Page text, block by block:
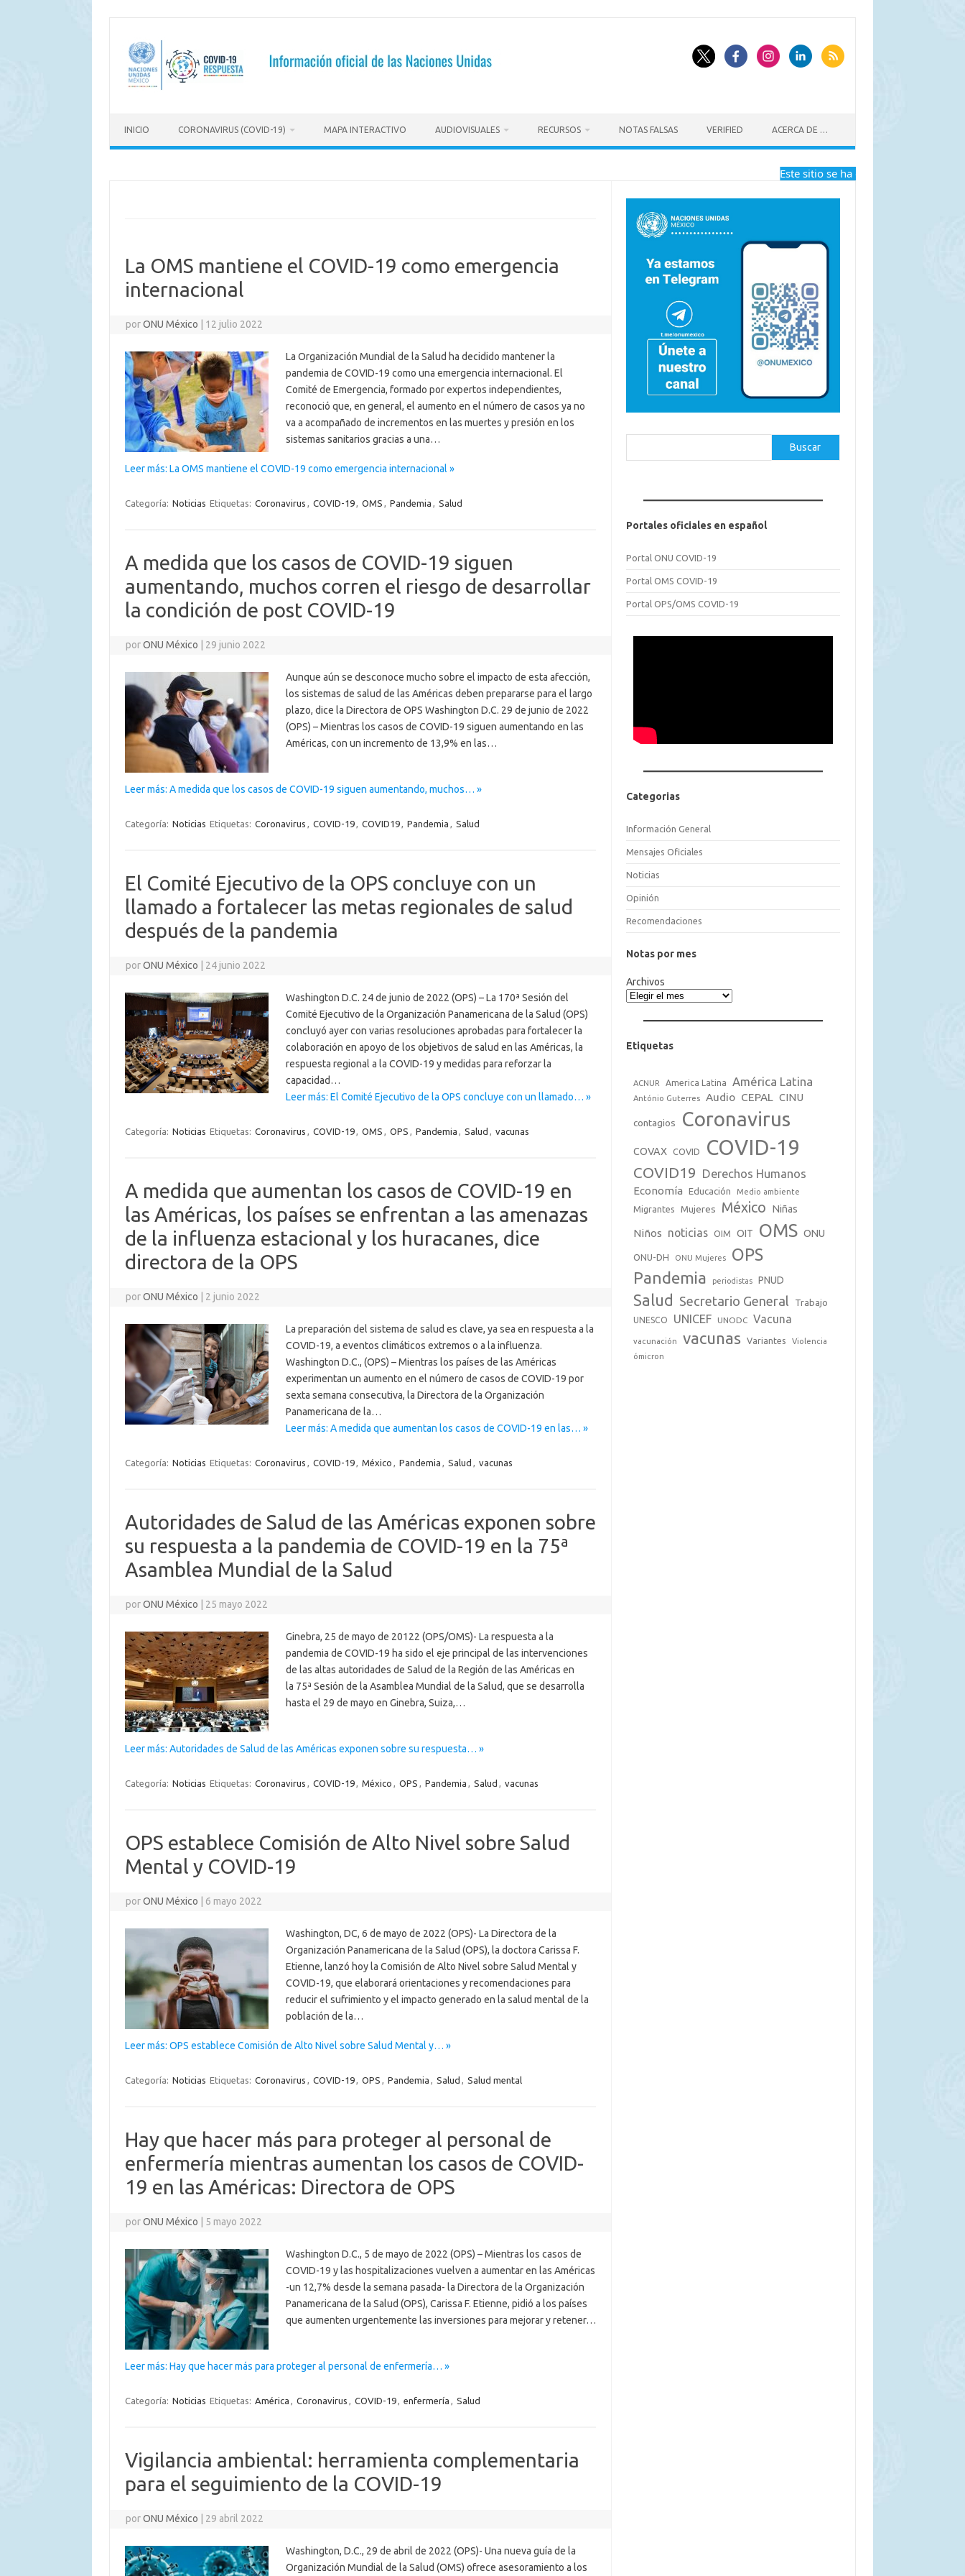
contenido
INICIO CORONAVIRUS (COVID-19) MAPA INTERACTIVO AUDIOVISUALES RECURSOS NOTAS FALSAS VERIFIED ACERCA DE …
Este sitio se ha dejado de actualizar a
La OMS mantiene el COVID-19 como emergencia
internacional
porONU México 12 julio 2022
La Organización Mundial de la Salud ha decidido mantener la
pandemia de COVID-19 como una emergencia internacional. El
Comité de Emergencia, formado por expertos independientes,
reconoció que, en general, el aumento en el número de casos ya no
va a acompañado de incrementos en las muertes y presión en los
sistemas sanitarios gracias a una…
Leer más: La OMS mantiene el COVID-19 como emergencia internacional »
Categoría: Noticias Etiquetas: Coronavirus , COVID-19, OMS , Pandemia , Salud
A medida que los casos de COVID-19 siguen
aumentando, muchos corren el riesgo de desarrollar
la condición de post COVID-19
porONU México 29 junio 2022
Aunque aún se desconoce mucho sobre el impacto de esta afección,
los sistemas de salud de las Américas deben prepararse para el largo
plazo, dice la Directora de OPS Washington D.C. 29 de junio de 2022
(OPS) – Mientras los casos de COVID-19 siguen aumentando en las
Américas, con un incremento de 13,9% en las…
Leer más: A medida que los casos de COVID-19 siguen aumentando, muchos… »
Categoría: Noticias Etiquetas: Coronavirus , COVID-19, COVID19, Pandemia , Salud
El Comité Ejecutivo de la OPS concluye con un
llamado a fortalecer las metas regionales de salud
después de la pandemia
porONU México 24 junio 2022
Washington D.C. 24 de junio de 2022 (OPS) – La 170ª Sesión del
Comité Ejecutivo de la Organización Panamericana de la Salud (OPS)
concluyó ayer con varias resoluciones aprobadas para fortalecer la
colaboración en apoyo de los objetivos de salud en las Américas, la
respuesta regional a la COVID-19 y medidas para reforzar la
capacidad…
Leer más: El Comité Ejecutivo de la OPS concluye con un llamado… »
Categoría: Noticias Etiquetas: Coronavirus , COVID-19, OMS , OPS , Pandemia , Salud , vacunas
A medida que aumentan los casos de COVID-19 en
las Américas, los países se enfrentan a las amenazas
de la influenza estacional y los huracanes, dice
directora de la OPS
porONU México 2 junio 2022
La preparación del sistema de salud es clave, ya sea en respuesta a la
COVID-19, a eventos climáticos extremos o a la influenza.
Washington D.C., (OPS) – Mientras los países de las Américas
experimentan un aumento en el número de casos de COVID-19 por
sexta semana consecutiva, la Directora de la Organización
Panamericana de la…
Leer más: A medida que aumentan los casos de COVID-19 en las… »
Categoría: Noticias Etiquetas: Coronavirus , COVID-19, México , Pandemia , Salud , vacunas
Autoridades de Salud de las Américas exponen sobre
su respuesta a la pandemia de COVID-19 en la 75ª
Asamblea Mundial de la Salud
porONU México 25 mayo 2022
Ginebra, 25 de mayo de 20122 (OPS/OMS)- La respuesta a la
pandemia de COVID-19 ha sido el eje principal de las intervenciones
de las altas autoridades de Salud de la Región de las Américas en
la 75ª Sesión de la Asamblea Mundial de la Salud, que se desarrolla
hasta el 29 de mayo en Ginebra, Suiza,…
Leer más: Autoridades de Salud de las Américas exponen sobre su respuesta… »
Categoría: Noticias Etiquetas: Coronavirus , COVID-19, México , OPS , Pandemia , Salud , vacunas
OPS establece Comisión de Alto Nivel sobre Salud
Mental y COVID-19
porONU México 6 mayo 2022
Washington, DC, 6 de mayo de 2022 (OPS)- La Directora de la
Organización Panamericana de la Salud (OPS), la doctora Carissa F.
Etienne, lanzó hoy la Comisión de Alto Nivel sobre Salud Mental y
COVID-19, que elaborará orientaciones y recomendaciones para
reducir el sufrimiento y el impacto generado en la salud mental de la
población de la…
Leer más: OPS establece Comisión de Alto Nivel sobre Salud Mental y… »
Categoría: Noticias Etiquetas: Coronavirus , COVID-19, OPS , Pandemia , Salud , Salud mental
Hay que hacer más para proteger al personal de
enfermería mientras aumentan los casos de COVID-
19 en las Américas: Directora de OPS
porONU México 5 mayo 2022
Washington D.C., 5 de mayo de 2022 (OPS) – Mientras los casos de
COVID-19 y las hospitalizaciones vuelven a aumentar en las Américas
-un 12,7% desde la semana pasada- la Directora de la Organización
Panamericana de la Salud (OPS), Carissa F. Etienne, pidió a los países
que aumenten urgentemente las inversiones para mejorar y retener…
Leer más: Hay que hacer más para proteger al personal de enfermería… »
Categoría: Noticias Etiquetas: América , Coronavirus , COVID-19, enfermería , Salud
Vigilancia ambiental: herramienta complementaria
para el seguimiento de la COVID-19
porONU México 29 abril 2022
Washington, D.C., 29 de abril de 2022 (OPS)- Una nueva guía de la
Organización Mundial de la Salud (OMS) ofrece asesoramiento a los
Buscar
Portales oficiales en español
Portal ONU COVID-19
Portal OMS COVID-19
Portal OPS/OMS COVID-19
Categorias
Información General
Mensajes Oficiales
Noticias
Opinión
Recomendaciones
Notas por mes
Archivos
Etiquetas
ACNUR America Latina América Latina
António Guterres Audio CEPAL CINU
contagios Coronavirus
COVAX COVID COVID-19
COVID19 Derechos Humanos
Economía Educación Medio ambiente
Migrantes Mujeres México Niñas
Niños noticias OIM OIT OMS ONU
ONU-DH ONU Mujeres OPS
Pandemia periodistas PNUD
Salud Secretario General Trabajo
UNESCO UNICEF UNODC Vacuna
vacunación vacunas Variantes
Violencia
ómicron